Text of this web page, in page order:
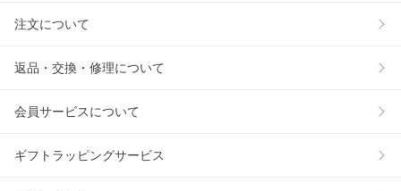
注文について
返品・交換・修理について
会員サービスについて
ギフトラッピングサービス